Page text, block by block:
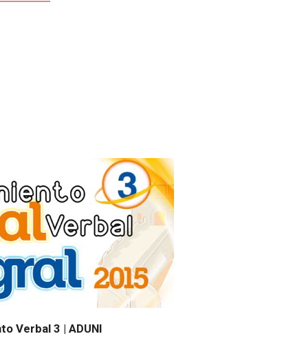
Verbal 3 | ADUNI